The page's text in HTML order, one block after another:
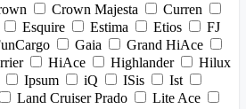
Crown Majesta
Curren
Esquire Estima Etios
FJ
Gaia
Grand HiAce
HiAce Highlander
Hilux
Ipsum iQ ISis
Ist
Land Cruiser Prado
Lite Ace